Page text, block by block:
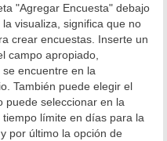
"Agregar Encuesta" debajo
visualiza, significa que no
crear encuestas. Inserte un
campo apropiado,
encuentre en la
También puede elegir el
puede seleccionar en la
límite en días para la
por último la opción de